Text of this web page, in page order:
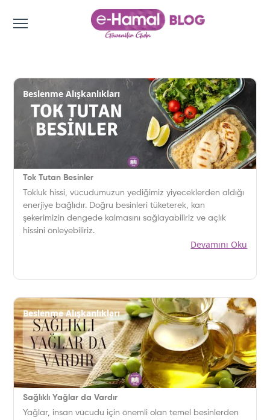
Beslenme Alışkanlıkları
Tok Tutan Besinler
Tokluk hissi, vücudumuzun yediğimiz yiyeceklerden aldığı
enerjiye bağlıdır. Doğru besinleri tüketerek, kan
şekerimizin dengede kalmasını sağlayabiliriz ve açlık
hissini önleyebiliriz.
Devamını Oku
Beslenme Alışkanlıkları
Sağlıklı Yağlar da Vardır
Yağlar, insan vücudu için önemli olan temel besinlerden